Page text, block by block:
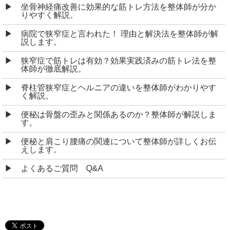
坐骨神経痛改善に効果的な筋トレ方法を整体師が分か
りやすく解説。
病院で狭窄症と言われた！ 理由と解決法を整体師が解
説します。
狭窄症で筋トレは有効？効果実践済みの筋トレ法を整
体師が徹底解説。
脊柱管狭窄症とヘルニアの違いを整体師がわかりやす
く解説。
便秘は骨盤の歪みと関係あるのか？整体師が解説しま
す。
便秘と肩こり腰痛の関連について整体師が詳しくお伝
えします。
よくあるご質問 Q&A